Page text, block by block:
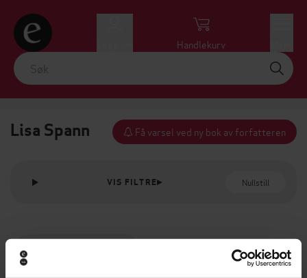
Handlekurv
Lisa Spann Få varsel ved ny bok av forfatteren
VIS FILTRE Nullstill